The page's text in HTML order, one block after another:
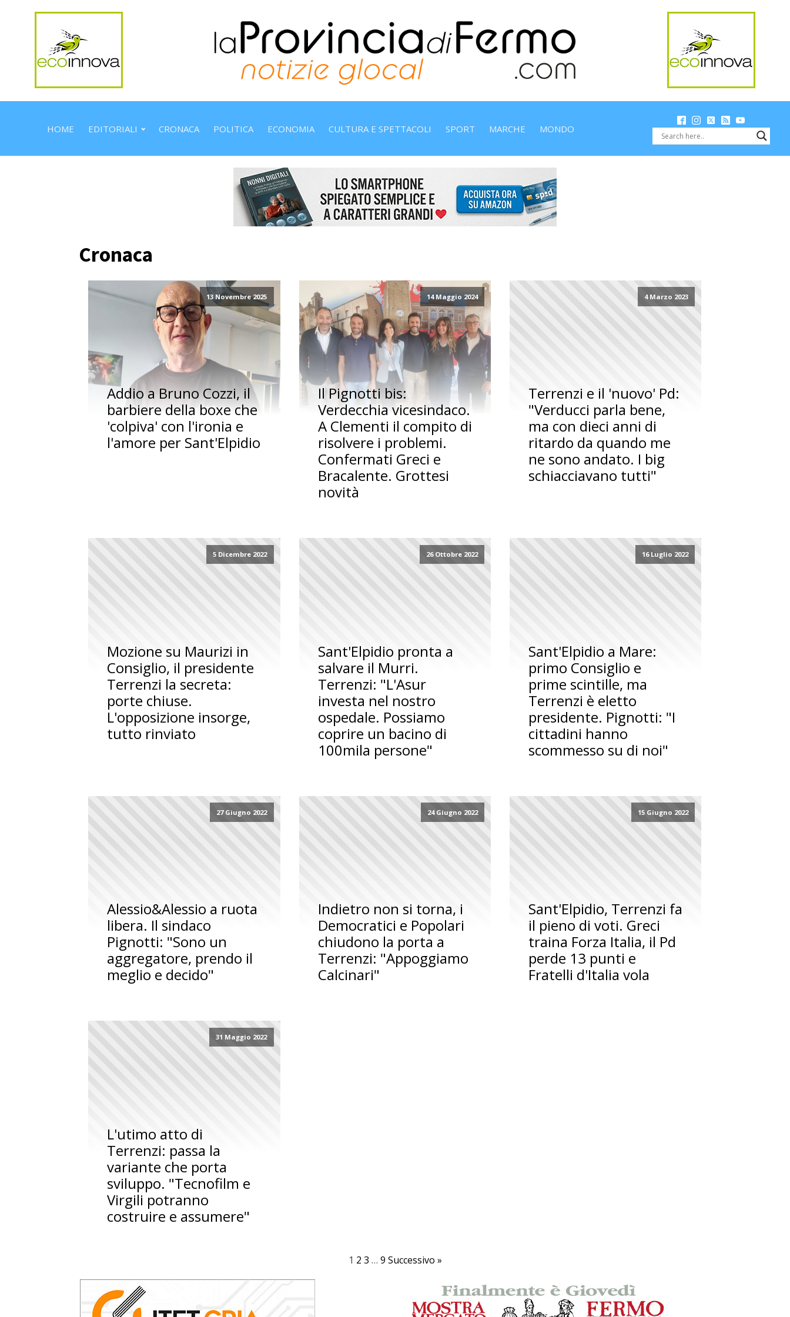
HOME EDITORIALI CRONACA POLITICA ECONOMIA CULTURA E SPETTACOLI SPORT MARCHE MONDO
Cronaca
13 Novembre 2025
Addio a Bruno Cozzi, il
barbiere della boxe che
'colpiva' con l'ironia e
l'amore per Sant'Elpidio
14 Maggio 2024
Il Pignotti bis:
Verdecchia vicesindaco.
A Clementi il compito di
risolvere i problemi.
Confermati Greci e
Bracalente. Grottesi
novità
4 Marzo 2023
Terrenzi e il 'nuovo' Pd:
"Verducci parla bene,
ma con dieci anni di
ritardo da quando me
ne sono andato. I big
schiacciavano tutti"
5 Dicembre 2022
Mozione su Maurizi in
Consiglio, il presidente
Terrenzi la secreta:
porte chiuse.
L'opposizione insorge,
tutto rinviato
26 Ottobre 2022
Sant'Elpidio pronta a
salvare il Murri.
Terrenzi: "L'Asur
investa nel nostro
ospedale. Possiamo
coprire un bacino di
100mila persone"
16 Luglio 2022
Sant'Elpidio a Mare:
primo Consiglio e
prime scintille, ma
Terrenzi è eletto
presidente. Pignotti: "I
cittadini hanno
scommesso su di noi"
27 Giugno 2022
Alessio&Alessio a ruota
libera. Il sindaco
Pignotti: "Sono un
aggregatore, prendo il
meglio e decido"
24 Giugno 2022
Indietro non si torna, i
Democratici e Popolari
chiudono la porta a
Terrenzi: "Appoggiamo
Calcinari"
15 Giugno 2022
Sant'Elpidio, Terrenzi fa
il pieno di voti. Greci
traina Forza Italia, il Pd
perde 13 punti e
Fratelli d'Italia vola
31 Maggio 2022
L'utimo atto di
Terrenzi: passa la
variante che porta
sviluppo. "Tecnofilm e
Virgili potranno
costruire e assumere"
1 2 3 … 9 Successivo »